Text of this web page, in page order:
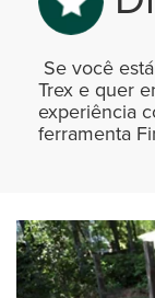
Se você
Trex e quer
experiência
ferramenta